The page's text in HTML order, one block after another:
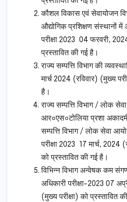
कौशल विकास एवं सेवायोजन
औद्योगिक प्रशिक्षण संस्थानों
परीक्षा 2023 04 फरवरी,
प्रस्तावित की गई है।
राज्य सम्पत्ति विभाग की
मार्च 2024 (रविवार) (मुख्य
है।
राज्य सम्पत्ति विभाग / लोक
आर०एस०टोलिया प्रशा
सम्पत्ति विभाग / लोक सेवा
परीक्षा 2023 17 मार्च, 2024
को प्रस्तावित की गई है।
विभिन्न विभाग अन्वेषक कम
अधिकारी परीक्षा-2023 07
(मुख्य परीक्षा) को प्रस्तावित